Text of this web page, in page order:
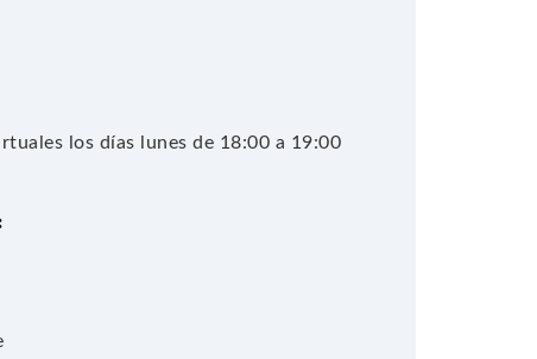
los días lunes de 18:00 a 19:00